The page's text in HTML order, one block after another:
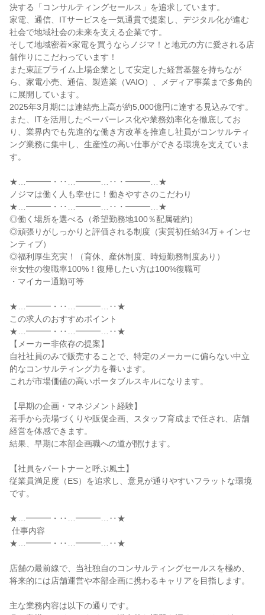
決する「コンサルティングセールス」を追求しています。
家電、通信、ITサービスを一気通貫で提案し、デジタル化が進む
社会で地域社会の未来を支える企業です。
そして地域密着×家電を買うならノジマ！と地元の方に愛される店
舗作りにこだわっています！
また東証プライム上場企業として安定した経営基盤を持ちなが
ら、家電小売、通信、製造業（VAIO）、メディア事業まで多角的
に展開しています。
2025年3月期には連結売上高が約5,000億円に達する見込みです。
また、ITを活用したペーパーレス化や業務効率化を徹底してお
り、業界内でも先進的な働き方改革を推進し社員がコンサルティ
ング業務に集中し、生産性の高い仕事ができる環境を支えていま
す。
★…━━━・‥…━━━…‥・━━━…★
ノジマは働く人も幸せに！働きやすさのこだわり
★…━━━・‥…━━━…‥・━━━…★
◎働く場所を選べる（希望勤務地100％配属確約）
◎頑張りがしっかりと評価される制度（実質初任給34万＋インセ
ンティブ）
◎福利厚生充実！（育休、産休制度、時短勤務制度あり）
※女性の復職率100%！復帰したい方は100%復職可
・マイカー通勤可等
★…━━━・‥…━━━…‥★
この求人のおすすめポイント
★…━━━・‥…━━━…‥★
【メーカー非依存の提案】
自社社員のみで販売することで、特定のメーカーに偏らない中立
的なコンサルティング力を養います。
これが市場価値の高いポータブルスキルになります。
【早期の企画・マネジメント経験】
若手から売場づくりや販促企画、スタッフ育成まで任され、店舗
経営を体感できます。
結果、早期に本部企画職への道が開けます。
【社員をパートナーと呼ぶ風土】
従業員満足度（ES）を追求し、意見が通りやすいフラットな環境
です。
★…━━━・‥…━━━…‥★
★…━━━・‥…━━━…‥★
店舗の最前線で、当社独自のコンサルティングセールスを極め、
将来的には店舗運営や本部企画に携わるキャリアを目指します。
主な業務内容は以下の通りです。